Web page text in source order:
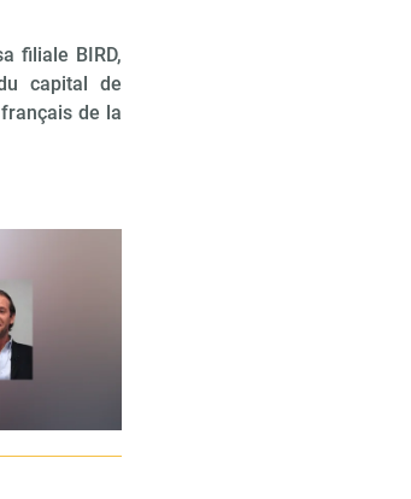
filiale BIRD,
capital de
de la